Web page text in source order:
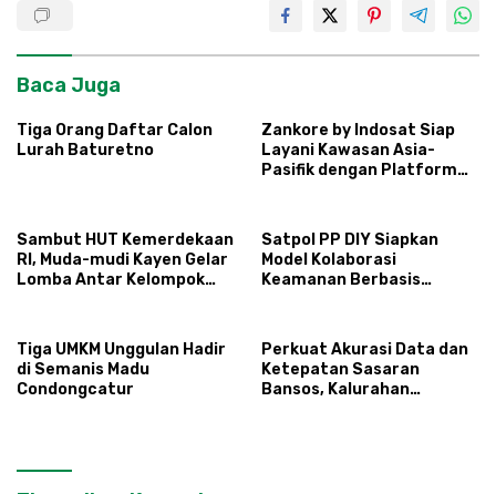
Baca Juga
Tiga Orang Daftar Calon
Lurah Baturetno
Zankore by Indosat Siap
Layani Kawasan Asia-
Pasifik dengan Platform
Sambut HUT Kemerdekaan
RI, Muda-mudi Kayen Gelar
Lomba Antar Kelompok
Satpol PP DIY Siapkan
Model Kolaborasi
Keamanan Berbasis
Tiga UMKM Unggulan Hadir
di Semanis Madu
Condongcatur
Perkuat Akurasi Data dan
Ketepatan Sasaran
Bansos, Kalurahan